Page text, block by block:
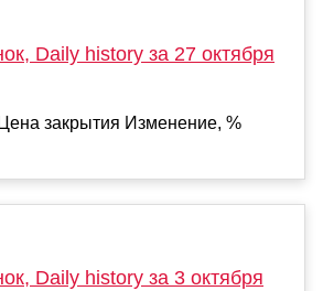
Daily history за 27 октября
закрытия Изменение, %
Daily history за 3 октября